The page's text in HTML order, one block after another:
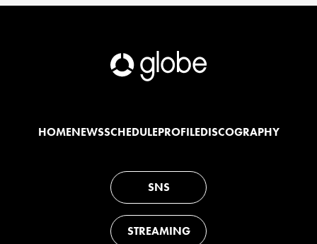
HOMENEWSSCHEDULEPROFILEDISCOGRAPHY
SNS
STREAMING